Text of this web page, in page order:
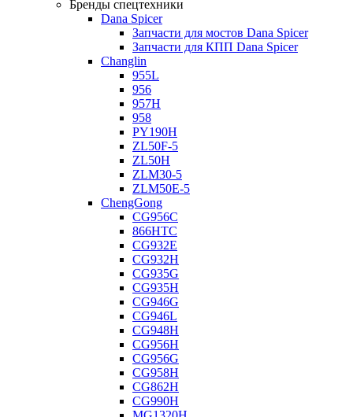
Бренды спецтехники
Dana Spicer
Запчасти для мостов Dana Spicer
Запчасти для КПП Dana Spicer
Changlin
955L
956
957H
958
PY190H
ZL50F-5
ZL50H
ZLM30-5
ZLM50E-5
ChengGong
CG956C
866HTC
CG932E
CG932H
CG935G
CG935H
CG946G
CG946L
CG948H
CG956H
CG956G
CG958H
CG862H
CG990H